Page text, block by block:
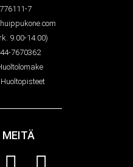
7
9.00-14.00)
7670362
MEITÄ